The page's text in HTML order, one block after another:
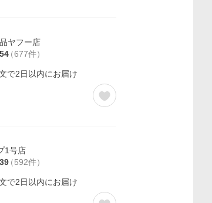
ヤフー店
（677件）
で2日以内にお届け
1号店
（592件）
で2日以内にお届け